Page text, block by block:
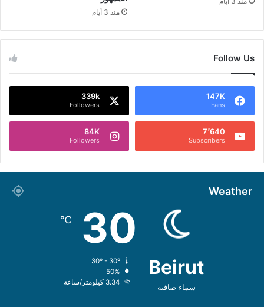
منذ 3 أيام
Follow Us
147K
Fans
339k
Followers
7٬640
Subscribers
84K
Followers
Weather
Beirut
سماء صافية
30
℃
50%
3.34 كيلومتر/ساعة